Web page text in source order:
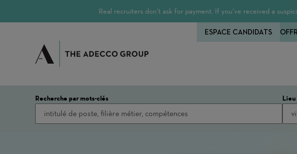
Real recruiters don’t ask for payment. If you’ve received a
ESPACE CANDIDATS
Recherche par mots-clés Lieu